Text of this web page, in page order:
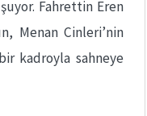
Fahrettin Eren
Menan Cinleri’nin
kadroyla sahneye